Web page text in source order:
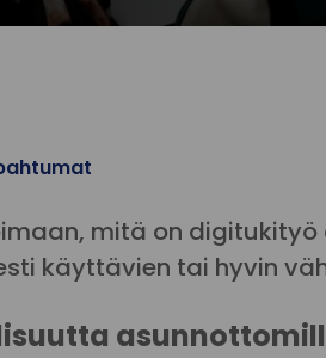
mitä on
käyttävien tai hyvin